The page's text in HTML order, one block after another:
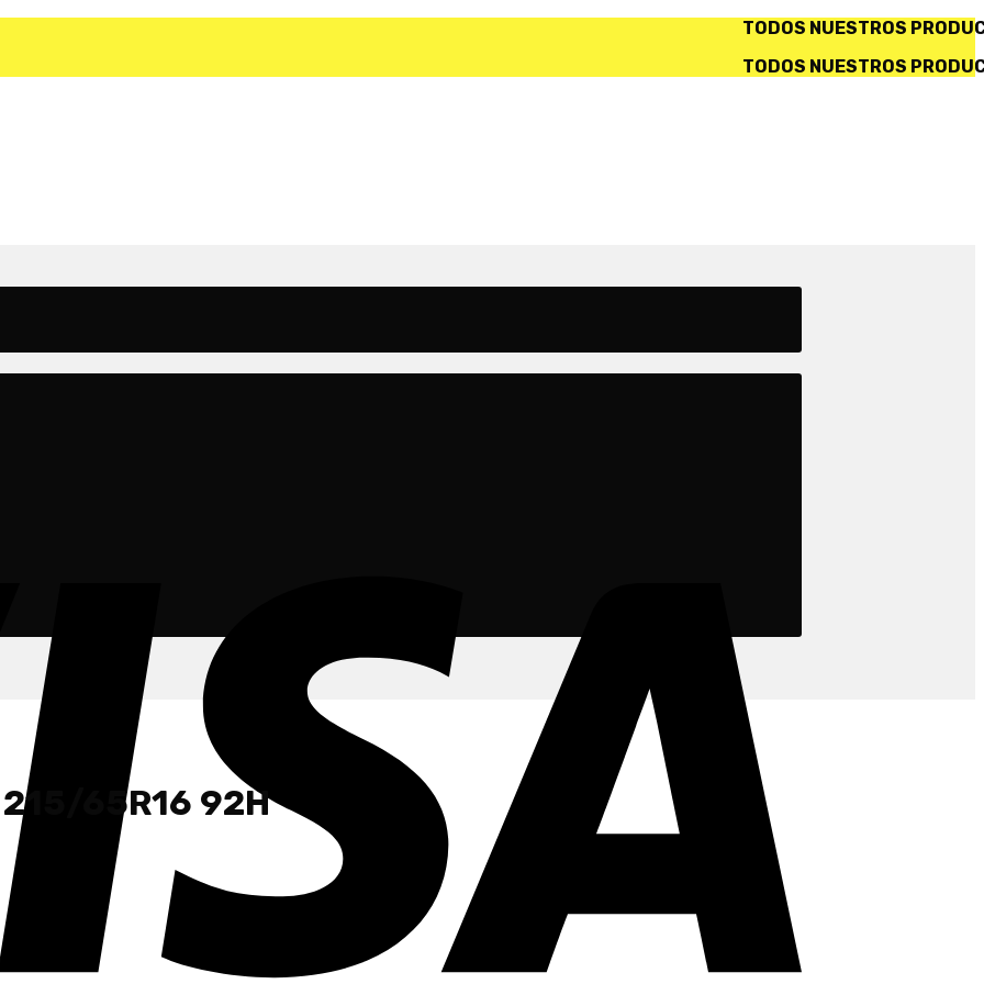
TODOS NUESTROS PRODUCTOS INCLUYEN IVA. ✅
TODOS NUESTROS PRODUCTOS INCLUYEN IVA. ✅
215/65R16 92H